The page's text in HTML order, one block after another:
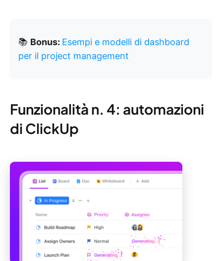
📚 Bonus: Esempi e modelli di dashboard
per il project management
Funzionalità n. 4: automazioni
di ClickUp